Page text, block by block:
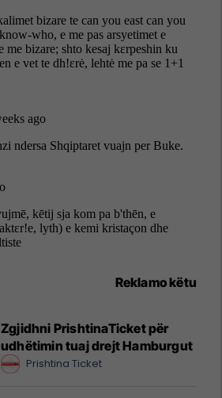
Reklamo këtu
Zgjidhni PrishtinaTicket për
udhëtimin tuaj drejt Hamburgut
Prishtina Ticket